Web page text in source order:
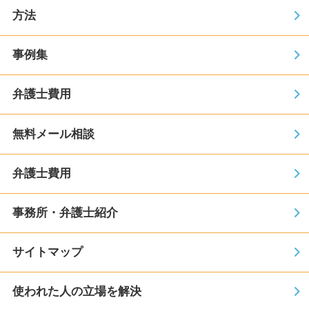
方法
事例集
弁護士費用
無料メール相談
弁護士費用
事務所・弁護士紹介
サイトマップ
使われた人の立場を解決